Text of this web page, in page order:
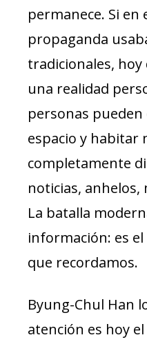
permanece. Si en
propaganda
tradicionales, hoy
una realidad
personas
espacio y habitar
completamente
noticias, anhelos,
La batalla
información: es
que recordamos.
Byung-Chul Han
atención es hoy